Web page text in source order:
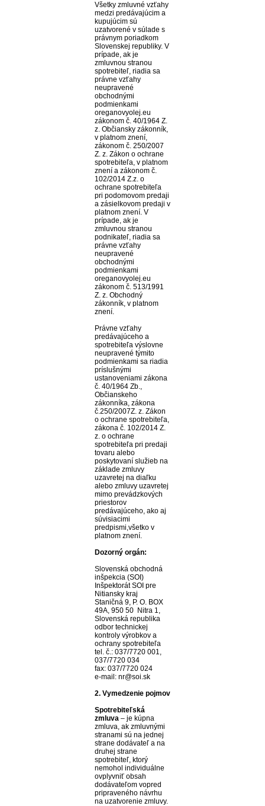
Všetky zmluvné vzťahy
medzi predávajúcim a
kupujúcim sú
uzatvorené v súlade s
právnym poriadkom
Slovenskej republiky. V
prípade, ak je
zmluvnou stranou
spotrebiteľ, riadia sa
právne vzťahy
neupravené
obchodnými
podmienkami
oreganovyolej.eu
zákonom č. 40/1964 Z.
z. Občiansky zákonník,
v platnom znení,
zákonom č. 250/2007
Z. z. Zákon o ochrane
spotrebiteľa, v platnom
znení a zákonom č.
102/2014 Z.z. o
ochrane spotrebiteľa
pri podomovom predaji
a zásielkovom predaji v
platnom znení. V
prípade, ak je
zmluvnou stranou
podnikateľ, riadia sa
právne vzťahy
neupravené
obchodnými
podmienkami
oreganovyolej.eu
zákonom č. 513/1991
Z. z. Obchodný
zákonník, v platnom
znení.
Právne vzťahy
predávajúceho a
spotrebiteľa výslovne
neupravené týmito
podmienkami sa riadia
príslušnými
ustanoveniami zákona
č. 40/1964 Zb.,
Občianskeho
zákonníka, zákona
č.250/2007Z. z. Zákon
o ochrane spotrebiteľa,
zákona č. 102/2014 Z.
z. o ochrane
spotrebiteľa pri predaji
tovaru alebo
poskytovaní služieb na
základe zmluvy
uzavretej na diaľku
alebo zmluvy uzavretej
mimo prevádzkových
priestorov
predávajúceho, ako aj
súvisiacimi
predpismi,všetko v
platnom znení.
Dozorný orgán:
Slovenská obchodná
inšpekcia (SOI)
Inšpektorát SOI pre
Nitiansky kraj
Staničná 9, P. O. BOX
49A, 950 50 Nitra 1,
Slovenská republika
odbor technickej
kontroly výrobkov a
ochrany spotrebiteľa
tel. č.: 037/7720 001,
037/7720 034
fax: 037/7720 024
e-mail: nr@soi.sk
2. Vymedzenie pojmov
Spotrebiteľská
zmluva – je kúpna
zmluva, ak zmluvnými
stranami sú na jednej
strane dodávateľ a na
druhej strane
spotrebiteľ, ktorý
nemohol individuálne
ovplyvniť obsah
dodávateľom vopred
pripraveného návrhu
na uzatvorenie zmluvy.